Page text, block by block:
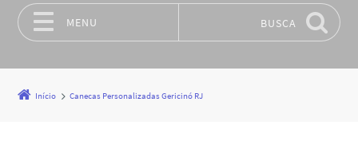
MENU BUSCA
Início Canecas Personalizadas Gericinó RJ